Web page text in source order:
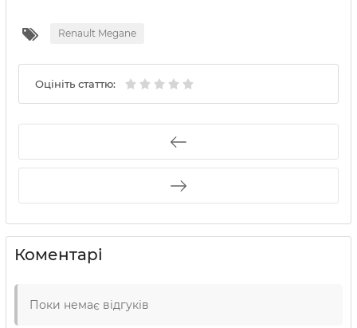
Renault Megane
Оцініть статтю:
Коментарі
Поки немає відгуків